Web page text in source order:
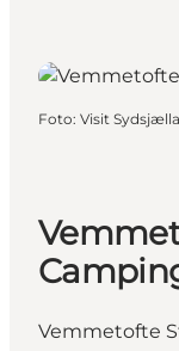
Foto: Visit
Vemmetofte